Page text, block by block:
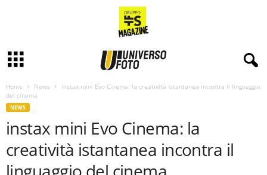
Home News
instax mini Evo Cinema: la creatività istantanea incontra il linguaggio
del cinema
NEWS
instax mini Evo Cinema: la
creatività istantanea incontra il